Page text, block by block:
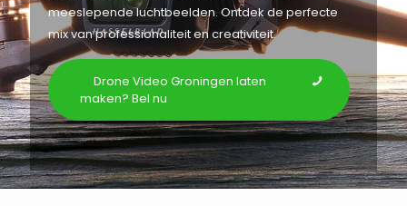
meeslepende luchtbeelden. Ontdek de perfecte
mix van professionaliteit en creativiteit.
Drone Video Groningen laten
maken? Bel nu